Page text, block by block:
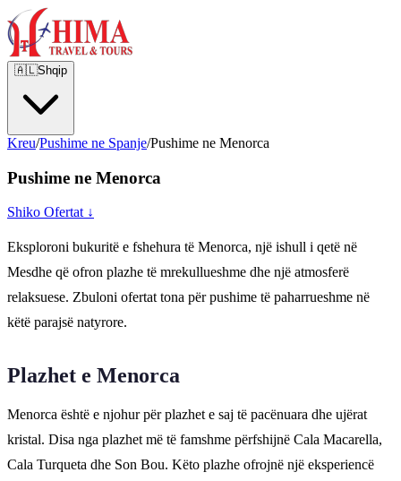
🇦🇱Shqip
Kreu/Pushime ne Spanje/Pushime ne Menorca
Pushime ne Menorca
Shiko Ofertat ↓
Eksploroni bukuritë e fshehura të Menorca, një ishull i qetë në
Mesdhe që ofron plazhe të mrekullueshme dhe një atmosferë
relaksuese. Zbuloni ofertat tona për pushime të paharrueshme në
këtë parajsë natyrore.
Plazhet e Menorca
Menorca është e njohur për plazhet e saj të pacënuara dhe ujërat
kristal. Disa nga plazhet më të famshme përfshijnë Cala Macarella,
Cala Turqueta dhe Son Bou. Këto plazhe ofrojnë një eksperiencë